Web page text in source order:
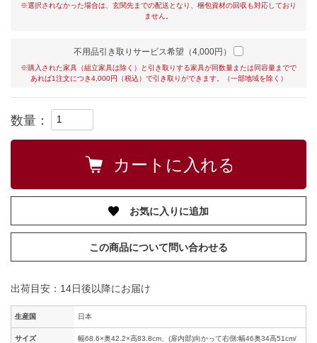
※選択されなかった場合は、玄関先までの配送となり、梱包資材の回収も対応しており
ません。
不用品引き取りサービス希望（4,000円）
※購入された家具（組立家具は除く）と引き取りする家具が同数量または同容量までで
あれば1注文につき4,000円（税込）で引き取りができます。（一部地域を除く）
数量：
お気に入りに追加
この商品について問い合わせる
出荷目安：14日後以降にお届け
生産国 日本
サイズ
幅68.6×奥42.2×高83.8cm、(扉内部)向かって右側:幅46奥34高51cm/